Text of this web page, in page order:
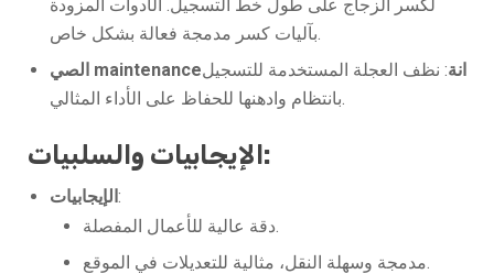
لكسر الزجاج على طول خط التسجيل. الأدوات المزودة
بآليات كسر مدمجة فعالة بشكل خاص.
الصي maintenanceانة: نظف العجلة المستخدمة للتسجيل
بانتظام وادهنها للحفاظ على الأداء المثالي.
الإيجابيات والسلبيات:
الإيجابيات:
دقة عالية للأعمال المفصلة.
مدمجة وسهلة النقل، مثالية للتعديلات في الموقع.